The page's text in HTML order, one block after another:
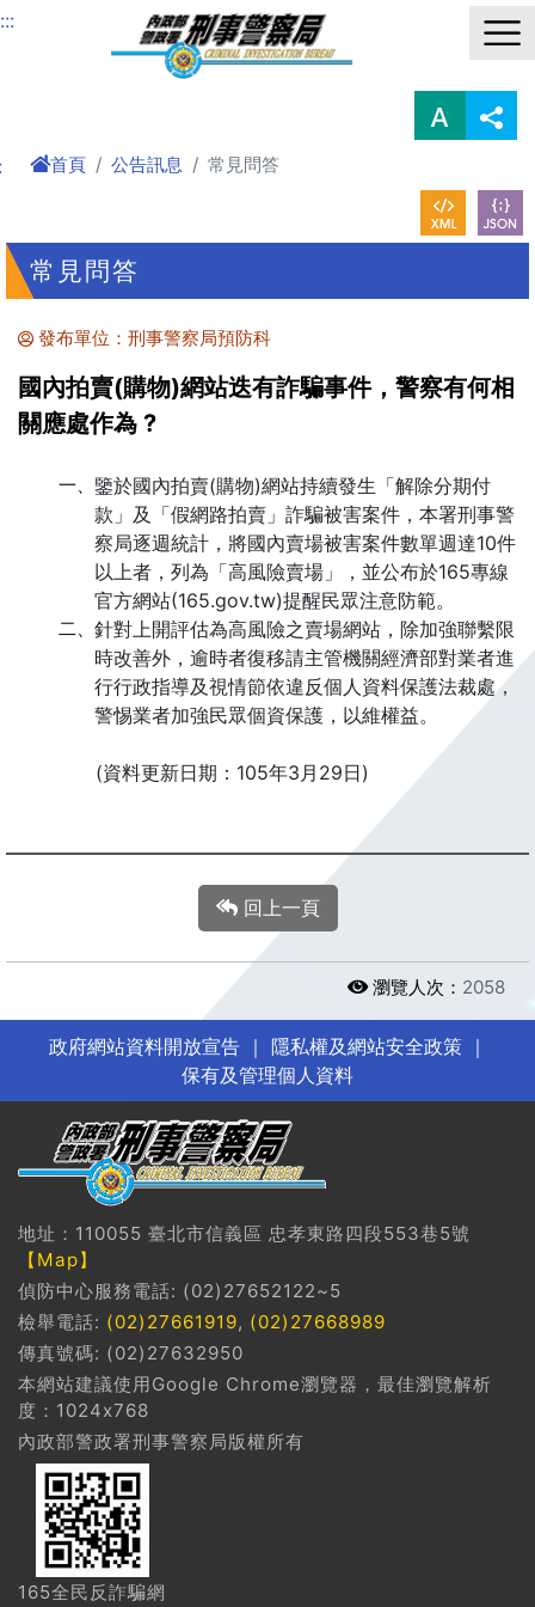
進入內容區塊
:::
首頁 公告訊息 常見問答
常見問答
發布單位：刑事警察局預防科
國內拍賣(購物)網站迭有詐騙事件，警察有何相
關應處作為 ?
一、 鑒於國內拍賣(購物)網站持續發生「解除分期付
款」及「假網路拍賣」詐騙被害案件，本署刑事警
察局逐週統計，將國內賣場被害案件數單週達10件
以上者，列為「高風險賣場」，並公布於165專線
官方網站(165.gov.tw)提醒民眾注意防範。
二、 針對上開評估為高風險之賣場網站，除加強聯繫限
時改善外，逾時者復移請主管機關經濟部對業者進
行行政指導及視情節依違反個人資料保護法裁處，
警惕業者加強民眾個資保護，以維權益。
(資料更新日期：105年3月29日)
回上一頁
瀏覽人次： 2058
政府網站資料開放宣告｜ 隱私權及網站安全政策｜
保有及管理個人資料
地址：110055 臺北市信義區 忠孝東路四段553巷5號
【Map】
偵防中心服務電話: (02)27652122~5
檢舉電話: (02)27661919, (02)27668989
傳真號碼: (02)27632950
本網站建議使用Google Chrome瀏覽器，最佳瀏覽解析
度：1024x768
內政部警政署刑事警察局版權所有
165全民反詐騙網